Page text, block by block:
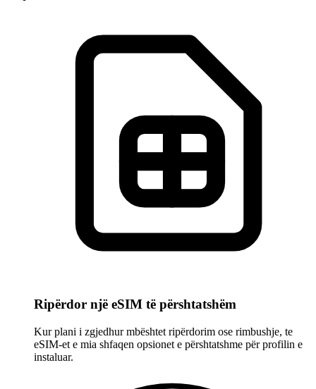
Ripërdor një eSIM të përshtatshëm
Kur plani i zgjedhur mbështet ripërdorim ose rimbushje, te
eSIM-et e mia shfaqen opsionet e përshtatshme për profilin e
instaluar.